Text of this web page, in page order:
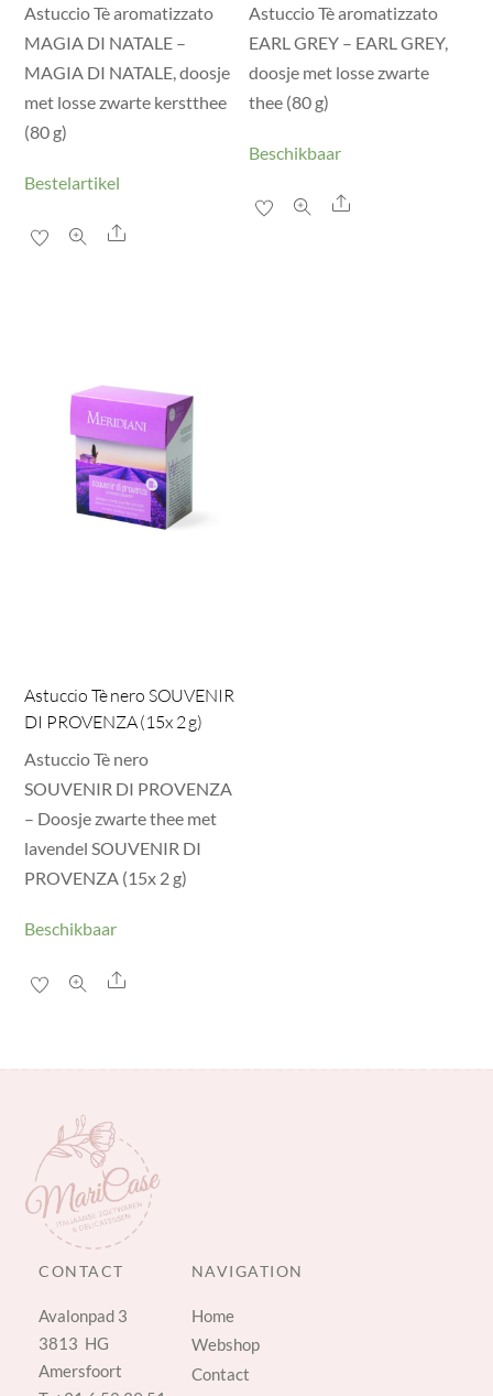
Astuccio Tè aromatizzato
MAGIA DI NATALE –
MAGIA DI NATALE, doosje
met losse zwarte kerstthee
(80 g)
Bestelartikel
Share
Astuccio Tè aromatizzato
EARL GREY – EARL GREY,
doosje met losse zwarte
thee (80 g)
Beschikbaar
Share
Astuccio Tè nero SOUVENIR
DI PROVENZA (15x 2 g)
Astuccio Tè nero
SOUVENIR DI PROVENZA
– Doosje zwarte thee met
lavendel SOUVENIR DI
PROVENZA (15x 2 g)
Beschikbaar
Share
CONTACT
Avalonpad 3
3813 HG
Amersfoort
NAVIGATION
Home
Webshop
Contact